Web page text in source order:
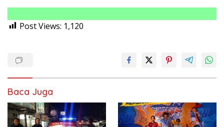
Post Views: 1,120
Baca Juga